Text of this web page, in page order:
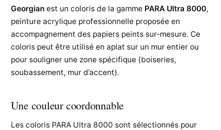
Georgian est un coloris de la gamme PARA Ultra 8000,
peinture acrylique professionnelle proposée en
accompagnement des papiers peints sur-mesure. Ce
coloris peut être utilisé en aplat sur un mur entier ou
pour souligner une zone spécifique (boiseries,
soubassement, mur d’accent).
Une couleur coordonnable
Les coloris PARA Ultra 8000 sont sélectionnés pour